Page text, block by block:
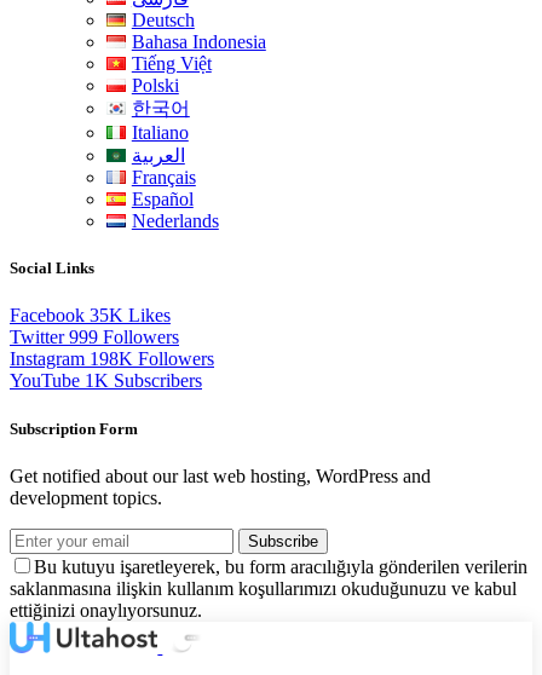
Deutsch
Bahasa Indonesia
Tiếng Việt
Polski
한국어
Italiano
العربية
Français
Español
Nederlands
Social Links
Facebook 35K Likes
Twitter 999 Followers
Instagram 198K Followers
YouTube 1K Subscribers
Subscription Form
Get notified about our last web hosting, WordPress and
development topics.
Subscribe
Bu kutuyu işaretleyerek, bu form aracılığıyla gönderilen verilerin
saklanmasına ilişkin kullanım koşullarımızı okuduğunuzu ve kabul
ettiğinizi onaylıyorsunuz.